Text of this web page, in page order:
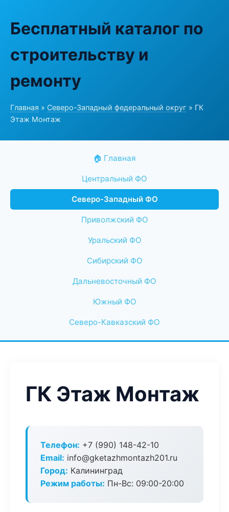
Бесплатный каталог по
строительству и
ремонту
Главная » Северо-Западный федеральный округ » ГК
Этаж Монтаж
🏠 Главная
Центральный ФО
Северо-Западный ФО
Приволжский ФО
Уральский ФО
Сибирский ФО
Дальневосточный ФО
Южный ФО
Северо-Кавказский ФО
ГК Этаж Монтаж
Телефон: +7 (990) 148-42-10
Email: info@gketazhmontazh201.ru
Город: Калининград
Режим работы: Пн-Вс: 09:00-20:00